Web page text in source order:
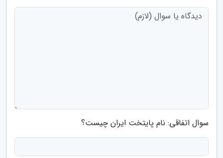
سوال اتفاقی: نام پایتخت ایران چیست؟